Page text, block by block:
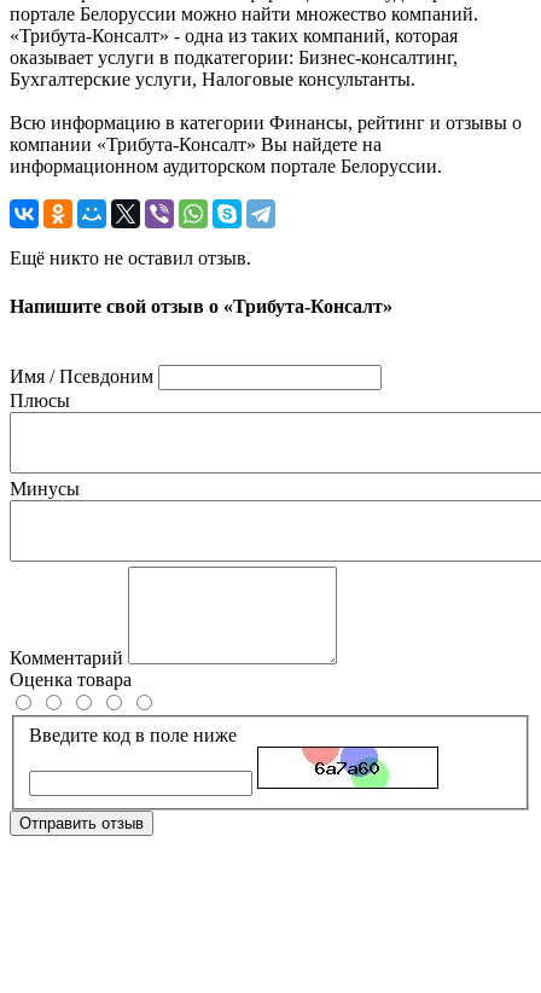
портале Белоруссии можно найти множество компаний.
«Трибута-Консалт» - одна из таких компаний, которая
оказывает услуги в подкатегории: Бизнес-консалтинг,
Бухгалтерские услуги, Налоговые консультанты.
Всю информацию в категории Финансы, рейтинг и отзывы о
компании «Трибута-Консалт» Вы найдете на
информационном аудиторском портале Белоруссии.
Ещё никто не оставил отзыв.
Напишите свой отзыв о «Трибута-Консалт»
Имя / Псевдоним
Плюсы
Минусы
Комментарий
Оценка товара
Введите код в поле ниже
Отправить отзыв